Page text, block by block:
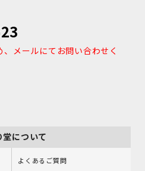
メールにてお問い合わせく
堂について
よくあるご質問